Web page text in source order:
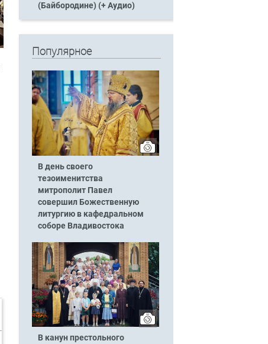
(Байбородине) (+ Аудио)
Популярное
В день своего
тезоименитства
митрополит Павел
совершил Божественную
литургию в кафедральном
соборе Владивостока
В канун престольного